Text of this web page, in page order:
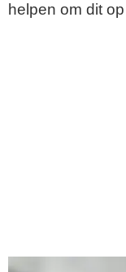
helpen om dit